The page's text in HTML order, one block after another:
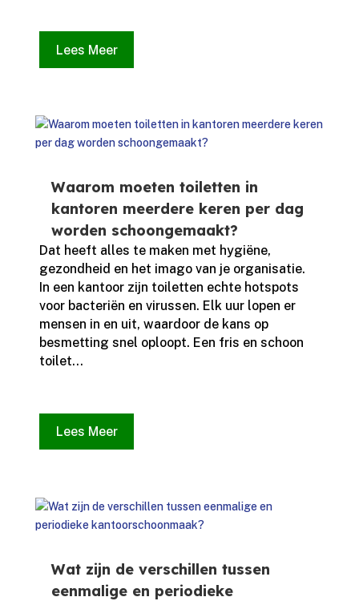
Lees Meer
Waarom moeten toiletten in
kantoren meerdere keren per dag
worden schoongemaakt?
Dat heeft alles te maken met hygiëne,
gezondheid en het imago van je organisatie.​
In een kantoor zijn toiletten echte hotspots
voor bacteriën en virussen.​ Elk uur lopen er
mensen in en uit, waardoor de kans op
besmetting snel oploopt.​ Een fris en schoon
toilet...
Lees Meer
Wat zijn de verschillen tussen
eenmalige en periodieke